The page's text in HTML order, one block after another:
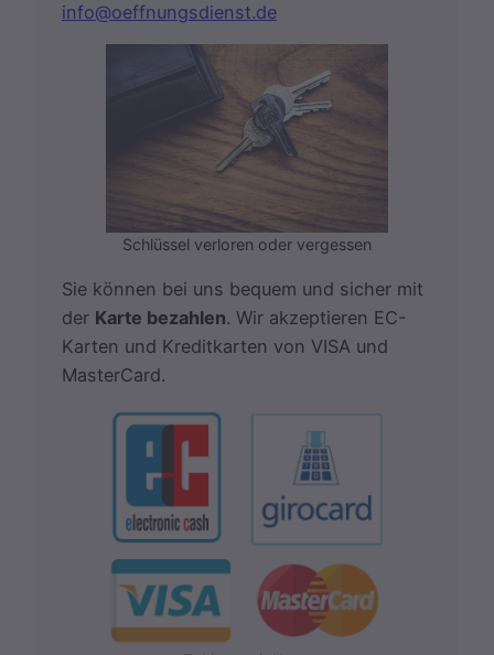
info@oeffnungsdienst.de
Schlüssel verloren oder vergessen
Sie können bei uns bequem und sicher mit
der Karte bezahlen. Wir akzeptieren EC-
Karten und Kreditkarten von VISA und
MasterCard.